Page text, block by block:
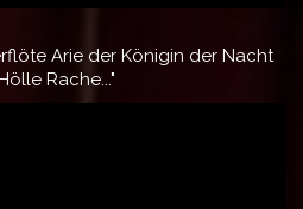
Arie der Königin der Nacht
Rache..."